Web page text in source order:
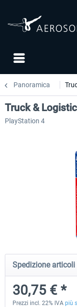
Panoramica
CityDriver
30,75 € *
Truck &
PlayStation 4
Spedizione articoli
30,75 € *
Prezzi incl. 22% IVA più